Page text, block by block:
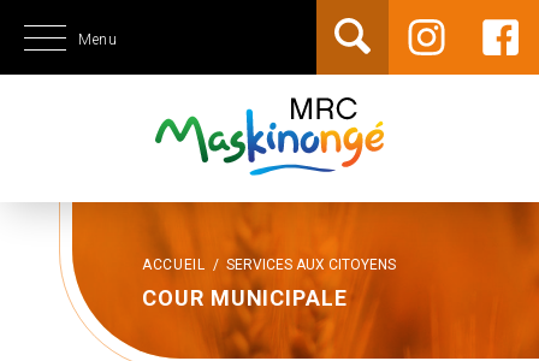
Menu
ACCUEIL / SERVICES AUX CITOYENS
COUR MUNICIPALE